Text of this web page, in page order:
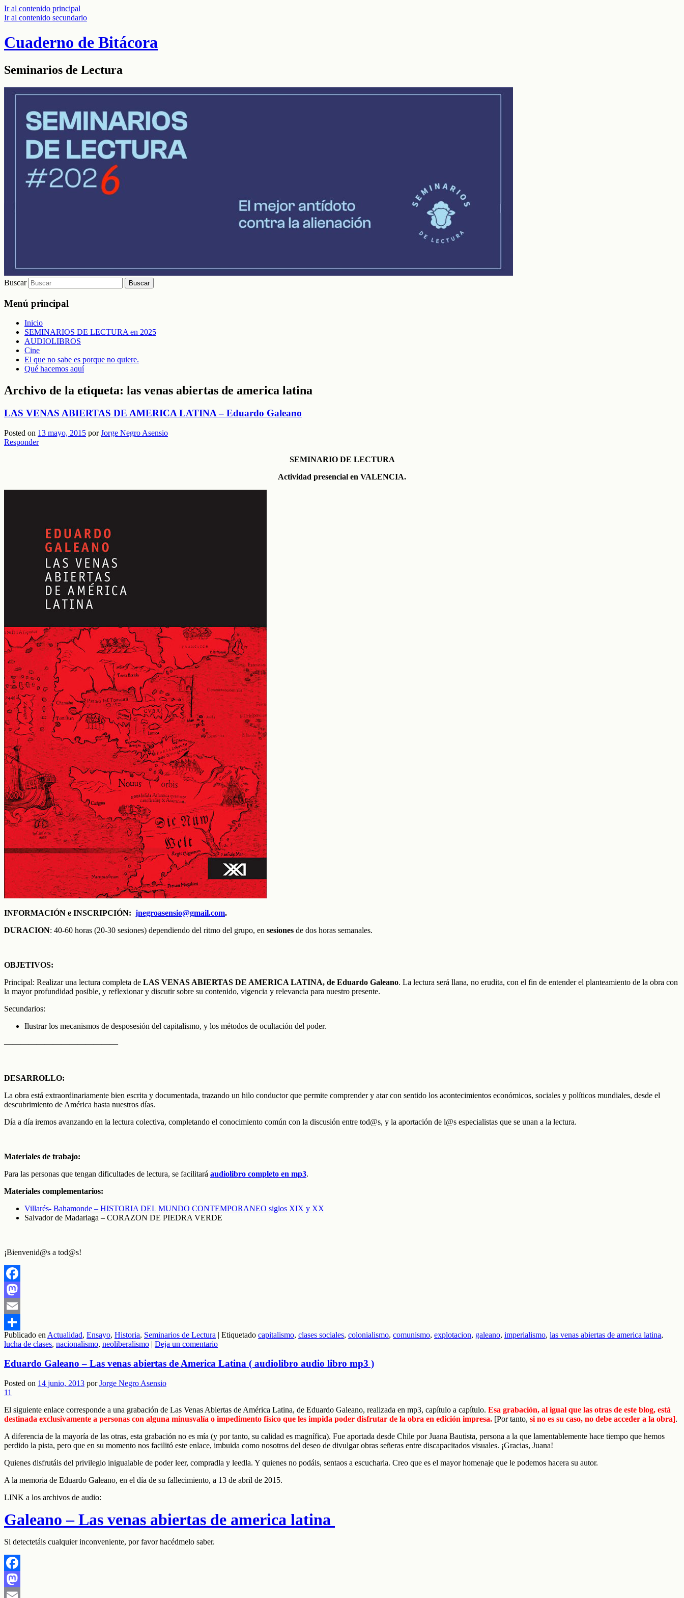
Ir al contenido principal
Ir al contenido secundario
Cuaderno de Bitácora
Seminarios de Lectura
Buscar
Menú principal
Inicio
SEMINARIOS DE LECTURA en 2025
AUDIOLIBROS
Cine
El que no sabe es porque no quiere.
Qué hacemos aquí
Archivo de la etiqueta: las venas abiertas de america latina
LAS VENAS ABIERTAS DE AMERICA LATINA – Eduardo Galeano
Posted on 13 mayo, 2015 porJorge Negro Asensio
Responder
SEMINARIO DE LECTURA
Actividad presencial en VALENCIA.
INFORMACIÓN e INSCRIPCIÓN: jnegroasensio@gmail.com.
DURACION: 40-60 horas (20-30 sesiones) dependiendo del ritmo del grupo, en sesiones de dos horas semanales.
OBJETIVOS:
Principal: Realizar una lectura completa de LAS VENAS ABIERTAS DE AMERICA LATINA, de Eduardo Galeano. La lectura será llana, no erudita, con el fin de entender el planteamiento de la obra con
la mayor profundidad posible, y reflexionar y discutir sobre su contenido, vigencia y relevancia para nuestro presente.
Secundarios:
Ilustrar los mecanismos de desposesión del capitalismo, y los métodos de ocultación del poder.
——————————————
DESARROLLO:
La obra está extraordinariamente bien escrita y documentada, trazando un hilo conductor que permite comprender y atar con sentido los acontecimientos económicos, sociales y políticos mundiales, desde el
descubrimiento de América hasta nuestros días.
Día a día iremos avanzando en la lectura colectiva, completando el conocimiento común con la discusión entre tod@s, y la aportación de l@s especialistas que se unan a la lectura.
Materiales de trabajo:
Para las personas que tengan dificultades de lectura, se facilitará audiolibro completo en mp3.
Materiales complementarios:
Villarés- Bahamonde – HISTORIA DEL MUNDO CONTEMPORANEO siglos XIX y XX
Salvador de Madariaga – CORAZON DE PIEDRA VERDE
¡Bienvenid@s a tod@s!
Facebook
Mastodon
Email
Compartir
Publicado en Actualidad, Ensayo, Historia, Seminarios de Lectura | Etiquetado capitalismo, clases sociales, colonialismo, comunismo, explotacion, galeano, imperialismo, las venas abiertas de america latina,
lucha de clases, nacionalismo, neoliberalismo | Deja un comentario
Eduardo Galeano – Las venas abiertas de America Latina ( audiolibro audio libro mp3 )
Posted on 14 junio, 2013 porJorge Negro Asensio
11
El siguiente enlace corresponde a una grabación de Las Venas Abiertas de América Latina, de Eduardo Galeano, realizada en mp3, capítulo a capítulo. Esa grabación, al igual que las otras de este blog, está
destinada exclusivamente a personas con alguna minusvalía o impedimento físico que les impida poder disfrutar de la obra en edición impresa. [Por tanto, si no es su caso, no debe acceder a la obra].
A diferencia de la mayoría de las otras, esta grabación no es mía (y por tanto, su calidad es magnífica). Fue aportada desde Chile por Juana Bautista, persona a la que lamentablemente hace tiempo que hemos
perdido la pista, pero que en su momento nos facilitó este enlace, imbuida como nosotros del deseo de divulgar obras señeras entre discapacitados visuales. ¡Gracias, Juana!
Quienes disfrutáis del privilegio inigualable de poder leer, compradla y leedla. Y quienes no podáis, sentaos a escucharla. Creo que es el mayor homenaje que le podemos hacera su autor.
A la memoria de Eduardo Galeano, en el día de su fallecimiento, a 13 de abril de 2015.
LINK a los archivos de audio:
Galeano – Las venas abiertas de america latina
Si detectetáis cualquier inconveniente, por favor hacédmelo saber.
Facebook
Mastodon